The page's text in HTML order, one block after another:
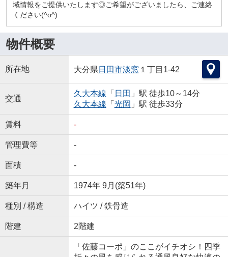
域情報をご提供いたします◎ご希望がございましたら、ご連絡
ください(^o^)
物件概要
所在地 大分県 日田市淡窓 １丁目1-42
交通
久大本線 「 日田 」駅 徒歩10～14分
久大本線 「 光岡 」駅 徒歩33分
賃料 -
管理費等 -
面積 -
築年月 1974年 9月(築51年)
種別 / 構造 ハイツ / 鉄骨造
階建 2階建
「佐藤コーポ」のここがイチオシ！四季